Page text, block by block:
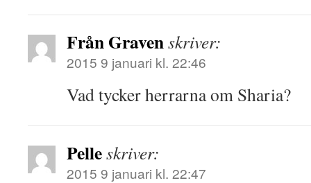
Från Gravenskriver:
2015 9 januari kl. 22:46
Vad tycker herrarna om Sharia?
Pelleskriver:
2015 9 januari kl. 22:47